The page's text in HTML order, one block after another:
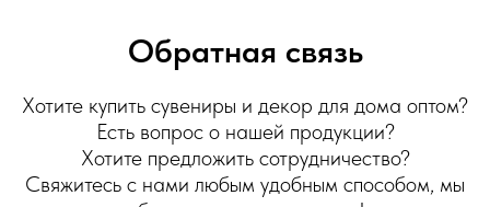
Обратная связь
Хотите купить сувениры и декор для дома оптом?
Есть вопрос о нашей продукции?
Хотите предложить сотрудничество?
Свяжитесь с нами любым удобным способом, мы